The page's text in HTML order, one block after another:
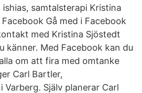
samtalsterapi Kristina
Gå med i Facebook
med Kristina Sjöstedt
känner. Med Facebook kan du
om att fira med omtanke
Carl Bartler,
Varberg. Själv planerar Carl